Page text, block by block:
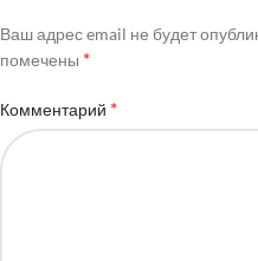
Ваш адрес email не будет
помечены *
Комментарий *